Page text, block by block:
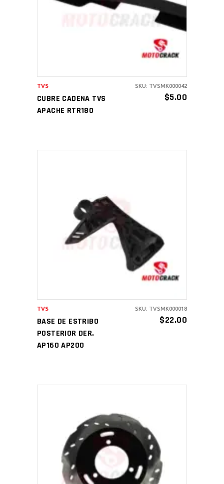
AÑADIR AL CARRITO
CUBRE CADENA TVS
APACHE RTR180
$5.00
TVS SKU: TVSMK000042
AÑADIR AL CARRITO
BASE DE ESTRIBO
POSTERIOR DER.
AP160 AP200
$22.00
TVS SKU: TVSMK000018
AÑADIR AL CARRITO